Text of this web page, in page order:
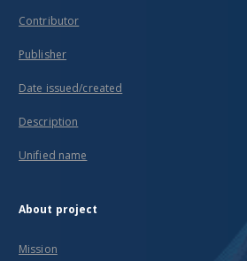
Contributor
Publisher
Date issued/created
Description
Unified name
About project
Mission